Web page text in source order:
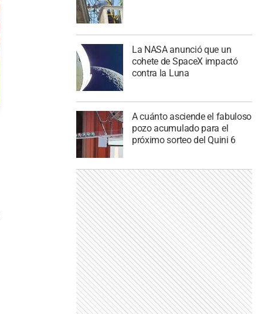
La NASA anunció que un
cohete de SpaceX impactó
contra la Luna
A cuánto asciende el fabuloso
pozo acumulado para el
próximo sorteo del Quini 6